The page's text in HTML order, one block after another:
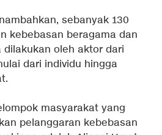
sebanyak 130
kebebasan beragama dan
oleh aktor dari
dari individu hingga
masyarakat yang
pelanggaran kebebasan